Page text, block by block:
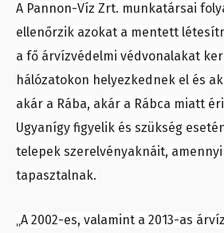
A Pannon-Víz Zrt. munkatársai
ellenőrzik azokat a mentett
a fő árvízvédelmi védvonalakat
hálózatokon helyezkednek el és
akár a Rába, akár a Rábca miatt
Ugyanígy figyelik és szükség
telepek szerelvényaknáit,
tapasztalnak.
„A 2002-es, valamint a 2013-as